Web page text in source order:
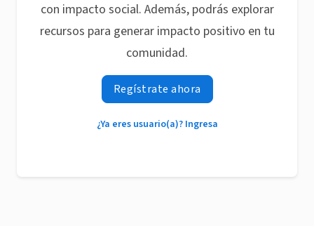
con impacto social. Además, podrás explorar
recursos para generar impacto positivo en tu
comunidad.
Regístrate ahora
¿Ya eres usuario(a)? Ingresa